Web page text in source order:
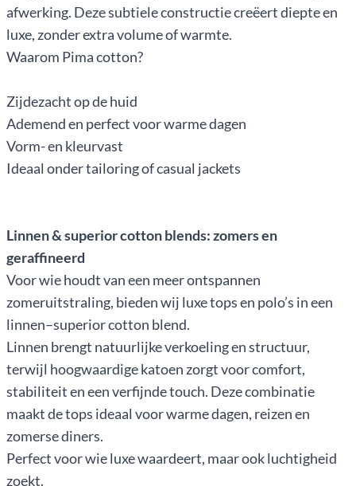
afwerking. Deze subtiele constructie creëert diepte en
luxe, zonder extra volume of warmte.
Waarom Pima cotton?
Zijdezacht op de huid
Ademend en perfect voor warme dagen
Vorm- en kleurvast
Ideaal onder tailoring of casual jackets
Linnen & superior cotton blends: zomers en
geraffineerd
Voor wie houdt van een meer ontspannen
zomeruitstraling, bieden wij luxe tops en polo’s in een
linnen–superior cotton blend.
Linnen brengt natuurlijke verkoeling en structuur,
terwijl hoogwaardige katoen zorgt voor comfort,
stabiliteit en een verfijnde touch. Deze combinatie
maakt de tops ideaal voor warme dagen, reizen en
zomerse diners.
Perfect voor wie luxe waardeert, maar ook luchtigheid
zoekt.